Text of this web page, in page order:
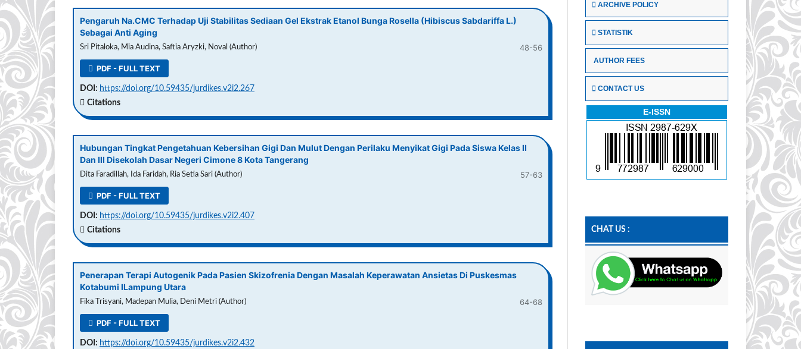
Pengaruh Na.CMC Terhadap Uji Stabilitas Sediaan Gel Ekstrak Etanol Bunga Rosella (Hibiscus Sabdariffa L.)
Sebagai Anti Aging
Sri Pitaloka, Mia Audina, Saftia Aryzki, Noval (Author) 48-56
PDF - FULL TEXT
DOI: https://doi.org/10.59435/jurdikes.v2i2.267
Citations
Hubungan Tingkat Pengetahuan Kebersihan Gigi Dan Mulut Dengan Perilaku Menyikat Gigi Pada Siswa Kelas II
Dan III Disekolah Dasar Negeri Cimone 8 Kota Tangerang
Dita Faradillah, Ida Faridah, Ria Setia Sari (Author) 57-63
PDF - FULL TEXT
DOI: https://doi.org/10.59435/jurdikes.v2i2.407
Citations
Penerapan Terapi Autogenik Pada Pasien Skizofrenia Dengan Masalah Keperawatan Ansietas Di Puskesmas
Kotabumi ILampung Utara
Fika Trisyani, Madepan Mulia, Deni Metri (Author) 64-68
PDF - FULL TEXT
DOI: https://doi.org/10.59435/jurdikes.v2i2.432
ARCHIVE POLICY
STATISTIK
AUTHOR FEES
CONTACT US
E-ISSN
CHAT US :